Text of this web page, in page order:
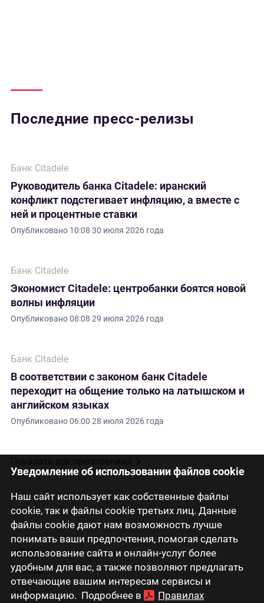
Уведомление об использовании файлов cookie
Наш сайт использует как собственные файлы
cookie, так и файлы cookie третьих лиц. Данные
файлы cookie дают нам возможность лучше
понимать ваши предпочтения, помогая сделать
использование сайта и онлайн-услуг более
удобным для вас, а также позволяют предлагать
отвечающие вашим интересам сервисы и
информацию. Подробнее в
Правилах
Последние пресс-релизы
Банк Citadele
Руководитель банка Citadele: иранский
конфликт подстегивает инфляцию, а вместе с
ней и процентные ставки
Опубликовано 10:08 30 июля 2026 года
Банк Citadele
Экономист Citadele: центробанки боятся новой
волны инфляции
Опубликовано08:08 29 июля 2026 года
Банк Citadele
В соответствии с законом банк Citadele
переходит на общение только на латышском и
английском языках
Опубликовано06:00 28 июля 2026 года
Latviski
Русский
English